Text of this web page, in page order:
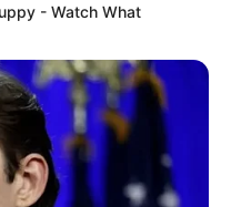
- Watch What